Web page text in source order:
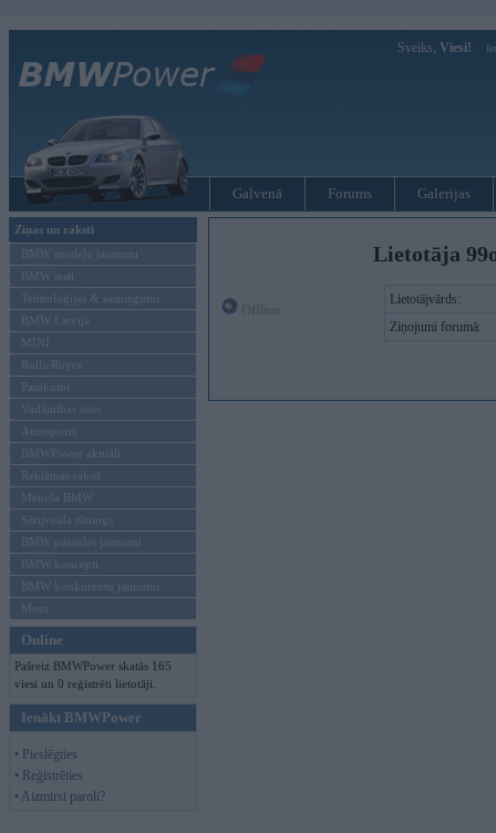
Sveiks, Viesi!
Galvenā Forums Galerijas
Ziņas un raksti
BMW modeļu jaunumi
BMW testi
Tehnoloģijas & sasniegumi
BMW Latvijā
MINI
Rolls-Royce
Pasākumi
Vadāmības tests
Autosports
BMWPower aktuāli
Reklāmas raksti
Mēneša BMW
Sērijveida tūnings
BMW pasaules jaunumi
BMW koncepti
BMW konkurentu jaunumi
Moto
Online
Pašreiz BMWPower skatās 165
viesi un 0 reģistrēti lietotāji.
Ienākt BMWPower
• Pieslēgties
• Reģistrēties
• Aizmirsi paroli?
Lietotāja
Lietotājvārds:
Ziņojumi forumā: